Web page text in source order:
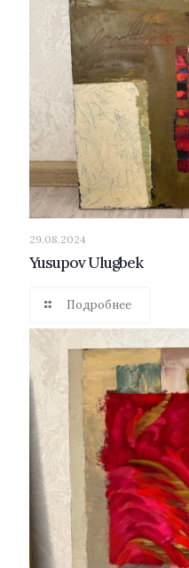
29.08.2024
Yusupov Ulugbek
Подробнее